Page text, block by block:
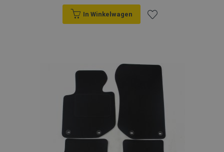
In Winkelwagen
verlanglijst